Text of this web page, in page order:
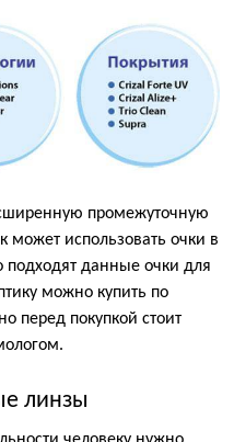
промежуточную
может использовать очки в
данные очки для
можно купить по
перед покупкой стоит
линзы